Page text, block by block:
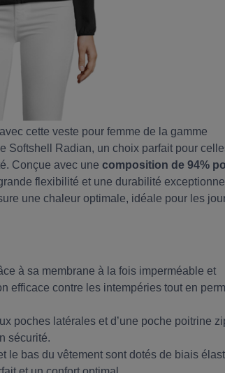
cette veste pour femme de la gamme
Softshell Radian, un choix parfait pour
Conçue avec une composition de 94%
flexibilité et une durabilité
une chaleur optimale, idéale pour les
à sa membrane à la fois imperméable et
efficace contre les intempéries tout en
poches latérales et d’une poche poitrine
sécurité.
le bas du vêtement sont dotés de biais